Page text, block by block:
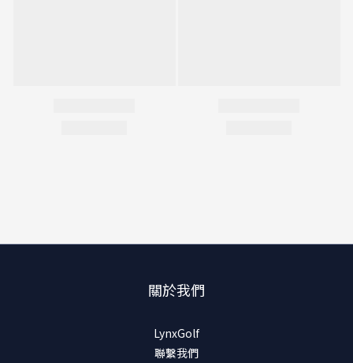
關於我們
LynxGolf
聯繫我們